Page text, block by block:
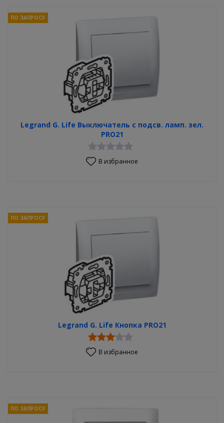
Legrand G. Life Выключатель с подсв. ламп. зел.
PRO21
ПО ЗАПРОСУ
В избранное
Legrand G. Life Кнопка PRO21
ПО ЗАПРОСУ
В избранное
ПО ЗАПРОСУ